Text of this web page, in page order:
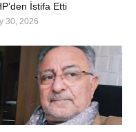
İstifa Etti
30, 2026